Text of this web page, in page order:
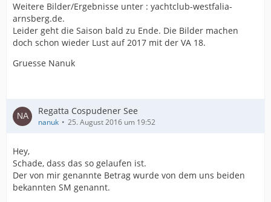
Weitere Bilder/Ergebnisse unter : yachtclub-westfalia-
arnsberg.de.
Leider geht die Saison bald zu Ende. Die Bilder machen
doch schon wieder Lust auf 2017 mit der VA 18.
Gruesse Nanuk
Regatta Cospudener See
nanuk 25. August 2016 um 19:52
Hey,
Schade, dass das so gelaufen ist.
Der von mir genannte Betrag wurde von dem uns beiden
bekannten SM genannt.